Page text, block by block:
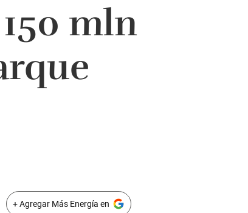
mln
+ Agregar Más Energía en